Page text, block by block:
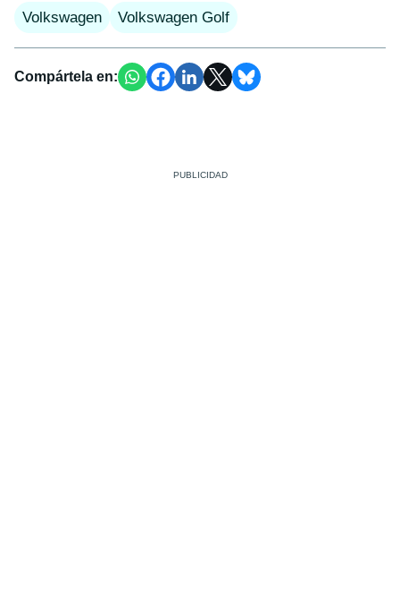
Volkswagen Volkswagen Golf
Compártela en: